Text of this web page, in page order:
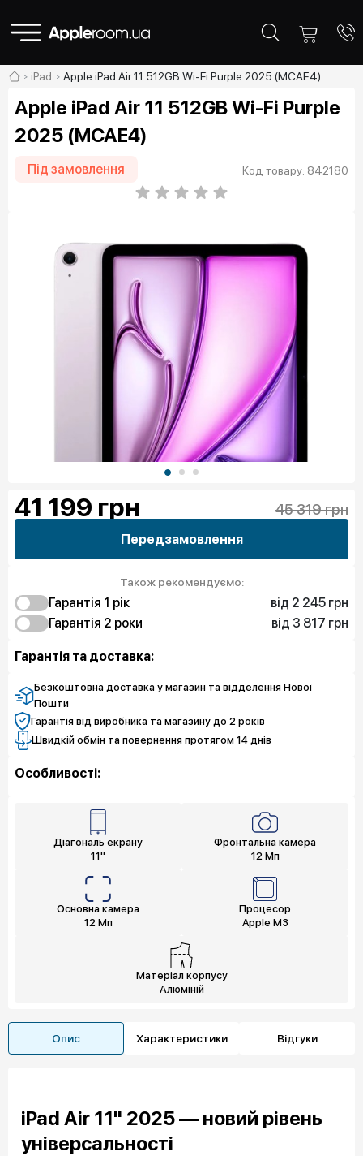
iPad Apple iPad Air 11 512GB Wi-Fi Purple 2025 (MCAE4)
Apple iPad Air 11 512GB Wi-Fi Purple
2025 (MCAE4)
Під замовлення Код товару: 842180
41 199 грн 45 319 грн
Передзамовлення
Також рекомендуємо:
Гарантія 1 рiк
від 2 245 грн
Захист від браку
2 245 грн
Гарантія 2 роки
від 3 817 грн
Захист екрана
Гарантія та доставка:
Безкоштовна доставка у магазин та відделення Нової
Пошти
Гарантія від виробника та магазину до 2 років
Швидкій обмін та повернення протягом 14 днів
Особливості:
Діагональ екрану
11"
Фронтальна камера
12 Мп
Основна камера
12 Мп
Процесор
Apple M3
Матеріал корпусу
Алюміній
Опис Характеристики Відгуки
iPad Air 11" 2025 — новий рівень
універсальності